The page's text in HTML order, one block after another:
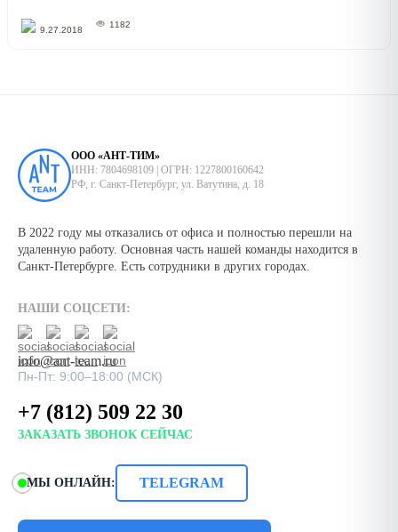
9.27.2018
1182
ООО «АНТ-ТИМ»
ИНН: 7804698109 | ОГРН: 1227800160642
РФ, г. Санкт-Петербург, ул. Ватутина, д. 18
В 2022 году мы отказались от офиса и полностью перешли на
удаленную работу. Основная часть нашей команды находится в
Санкт-Петербурге. Есть сотрудники в других городах.
НАШИ СОЦСЕТИ:
info@ant-team.ru
Пн-Пт: 9:00–18:00 (МСК)
+7 (812) 509 22 30
ЗАКАЗАТЬ ЗВОНОК СЕЙЧАС
МЫ ОНЛАЙН: TELEGRAM